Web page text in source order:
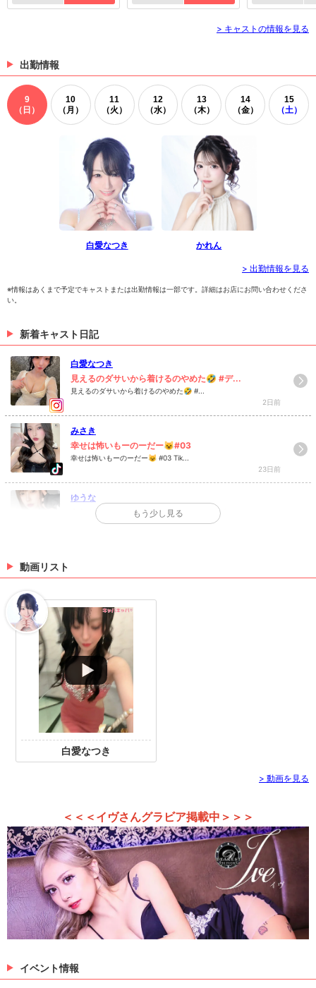
> キャストの情報を見る
出勤情報
9
（日）
10
（月）
11
（火）
12
（水）
13
（木）
14
（金）
15
（土）
白愛なつき かれん
> 出勤情報を見る
※情報はあくまで予定でキャストまたは出勤情報は一部です。詳細はお店にお問い合わせくださ
い。
新着キャスト日記
白愛なつき
見えるのダサいから着けるのやめた🤣 #デ...
見えるのダサいから着けるのやめた🤣 #...
2日前
みさき
幸せは怖いもーのーだー😺#03
幸せは怖いもーのーだー😺 #03 Tik...
23日前
ゆうな
あれがあのーあれだよね？ #湿気に負けな...
あれがあのーあれだよね？ #湿気に負けな...
いますっ
もう少し見る
動画リスト
白愛なつき
> 動画を見る
＜＜＜イヴさんグラビア掲載中＞＞＞
イベント情報